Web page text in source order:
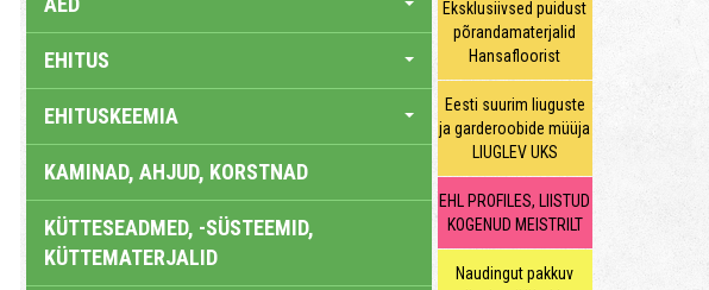
EHITUS
EHITUSKEEMIA
KAMINAD, AHJUD, KORSTNAD
KÜTTESEADMED, -SÜSTEEMID,
KÜTTEMATERJALID
Eksklusiivsed puidust
põrandamaterjalid
Hansafloorist
Eesti suurim liuguste
ja garderoobide müüja
LIUGLEV UKS
EHL PROFILES, LIISTUD
KOGENUD MEISTRILT
Naudingut pakkuv